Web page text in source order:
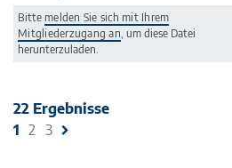
Bitte melden Sie sich mit Ihrem
Mitgliederzugang an, um diese Datei
herunterzuladen.
22 Ergebnisse
1 2 3